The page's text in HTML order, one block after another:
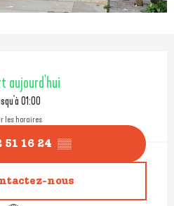
aujourd'hui
01:00
les horaires
51 16 24 ▒▒
nous